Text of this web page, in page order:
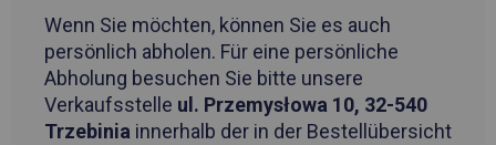
Wenn Sie möchten, können Sie es auch
persönlich abholen. Für eine persönliche
Abholung besuchen Sie bitte unsere
Verkaufsstelle ul. Przemysłowa 10, 32-540
Trzebinia innerhalb der in der Bestellübersicht